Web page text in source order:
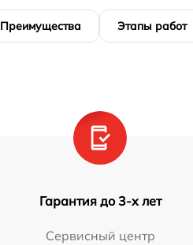
Преимущества Этапы работ
Гарантия до 3-х лет
Сервисный центр